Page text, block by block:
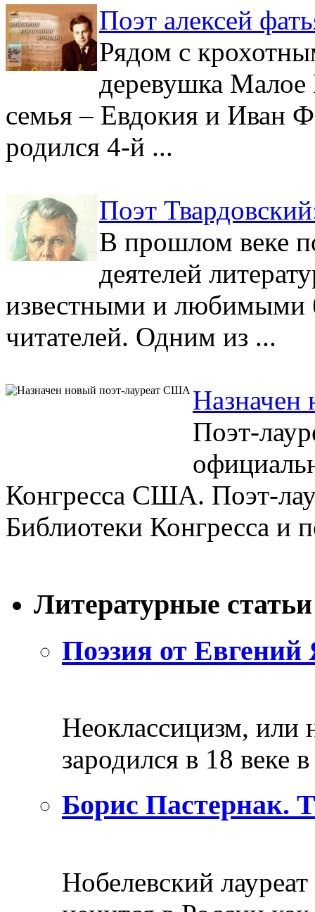
Поэт алексей
Рядом с
деревушка
семья – Евдокия и Иван
родился 4-й ...
Поэт
В прошлом веке
деятелей
известными и любимыми
читателей. Одним из ...
Поэт-
Конгресса США. Поэт-
Библиотеки Конгресса и
Литературные статьи
Поэзия от Евгений
Неоклассицизм, или
зародился в 18 веке
Борис Пастернак.
Нобелевский